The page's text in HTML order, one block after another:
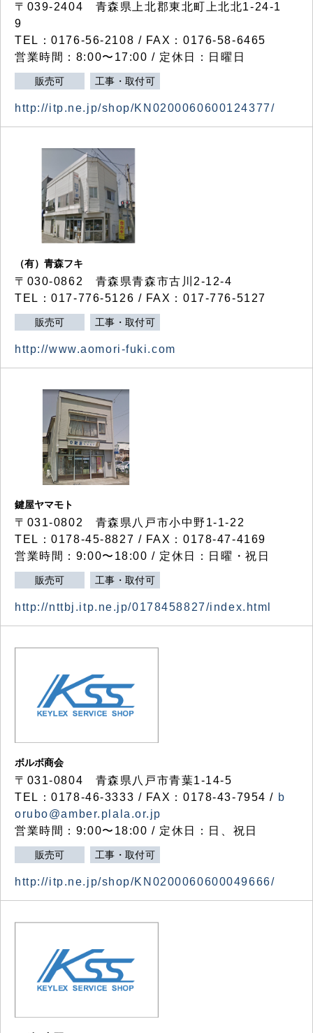
〒039-2404 青森県上北郡東北町上北北1-24-1
9
TEL：0176-56-2108 / FAX：0176-58-6465
営業時間：8:00〜17:00 / 定休日：日曜日
販売可 工事・取付可
http://itp.ne.jp/shop/KN0200060600124377/
（有）青森フキ
〒030-0862 青森県青森市古川2-12-4
TEL：017-776-5126 / FAX：017-776-5127
販売可 工事・取付可
http://www.aomori-fuki.com
鍵屋ヤマモト
〒031-0802 青森県八戸市小中野1-1-22
TEL：0178-45-8827 / FAX：0178-47-4169
営業時間：9:00〜18:00 / 定休日：日曜・祝日
販売可 工事・取付可
http://nttbj.itp.ne.jp/0178458827/index.html
ボルボ商会
〒031-0804 青森県八戸市青葉1-14-5
TEL：0178-46-3333 / FAX：0178-43-7954 / b
orubo@amber.plala.or.jp
営業時間：9:00〜18:00 / 定休日：日、祝日
販売可 工事・取付可
http://itp.ne.jp/shop/KN0200060600049666/